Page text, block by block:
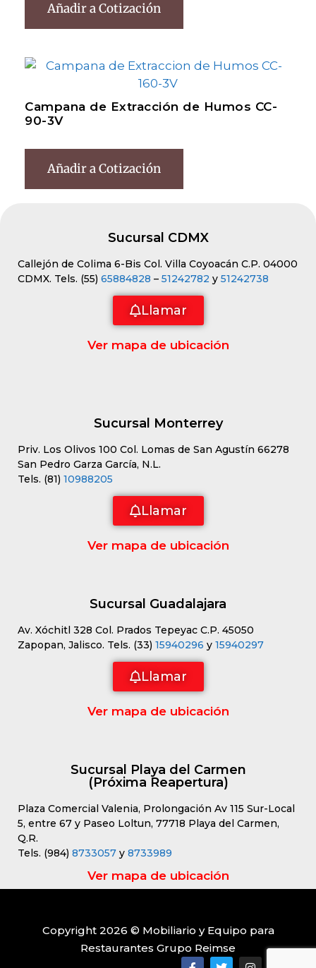
Añadir a Cotización
Campana de Extracción de Humos CC-
90-3V
Añadir a Cotización
Sucursal CDMX
Callejón de Colima 6-Bis Col. Villa Coyoacán C.P. 04000
CDMX. Tels. (55) 65884828 – 51242782 y 51242738
Llamar
Ver mapa de ubicación
Sucursal Monterrey
Priv. Los Olivos 100 Col. Lomas de San Agustín 66278
San Pedro Garza García, N.L.
Tels. (81) 10988205
Llamar
Ver mapa de ubicación
Sucursal Guadalajara
Av. Xóchitl 328 Col. Prados Tepeyac C.P. 45050
Zapopan, Jalisco. Tels. (33) 15940296 y 15940297
Llamar
Ver mapa de ubicación
Sucursal Playa del Carmen
(Próxima Reapertura)
Plaza Comercial Valenia, Prolongación Av 115 Sur-Local
5, entre 67 y Paseo Loltun, 77718 Playa del Carmen,
Q.R.
Tels. (984) 8733057 y 8733989
Ver mapa de ubicación
Copyright 2026 © Mobiliario y Equipo para
Restaurantes Grupo Reimse